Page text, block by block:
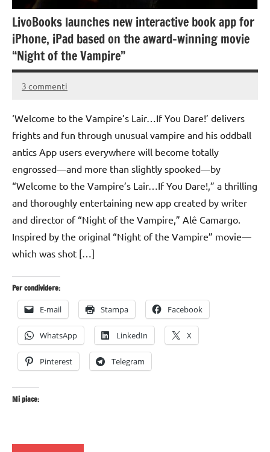
LivoBooks launches new interactive book app for
iPhone, iPad based on the award-winning movie
“Night of the Vampire”
27
2016
Andrea
3 commenti
‘Welcome to the Vampire’s Lair…If You Dare!’ delivers
frights and fun through unusual vampire and his oddball
antics App users everywhere will become totally
engrossed—and more than slightly spooked—by
“Welcome to the Vampire’s Lair…If You Dare!,” a thrilling
and thoroughly entertaining new app created by writer
and director of “Night of the Vampire,” Alê Camargo.
Inspired by the original “Night of the Vampire” movie—
which was shot […]
Per condividere:
E-mail Stampa Facebook
WhatsApp LinkedIn X
Pinterest Telegram
Mi piace: